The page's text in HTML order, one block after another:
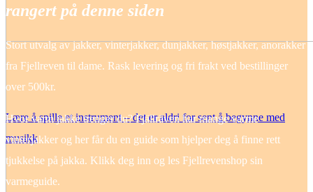
Lære å spille et instrument – det er aldri for sent å begynne med
musikk
rangert på denne siden
Stort utvalg av jakker, vinterjakker, dunjakker, høstjakker, anorakker
fra Fjellreven til dame. Rask levering og fri frakt ved bestillinger
over 500kr.
Hvor varm jakke trenger du? Fjällräven har mange varme
vinterjakker og her får du en guide som hjelper deg å finne rett
tjukkelse på jakka. Klikk deg inn og les Fjellrevenshop sin
varmeguide.